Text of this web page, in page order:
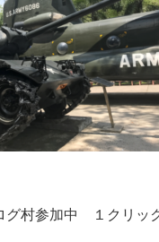
参加中 １クリック